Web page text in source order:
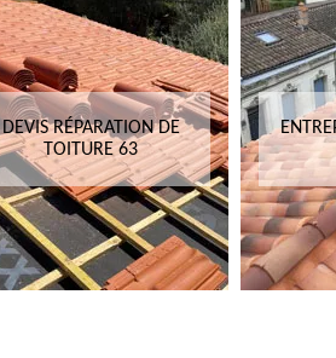
DEVIS RÉPARATION DE
TOITURE 63